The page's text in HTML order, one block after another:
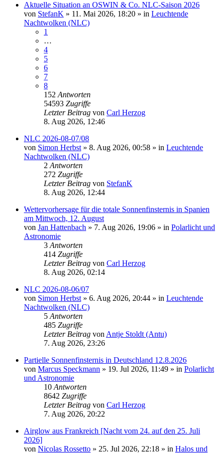
Aktuelle Situation an OSWIN & Co. NLC-Saison 2026
von StefanK » 11. Mai 2026, 18:20 » in Leuchtende
Nachtwolken (NLC)
1
…
4
5
6
7
8
152 Antworten
54593 Zugriffe
Letzter Beitrag von Carl Herzog
8. Aug 2026, 12:46
NLC 2026-08-07/08
von Simon Herbst » 8. Aug 2026, 00:58 » in Leuchtende
Nachtwolken (NLC)
2 Antworten
272 Zugriffe
Letzter Beitrag von StefanK
8. Aug 2026, 12:44
Wettervorhersage für die totale Sonnenfinsternis in Spanien
am Mittwoch, 12. August
von Jan Hattenbach » 7. Aug 2026, 19:06 » in Polarlicht und
Astronomie
3 Antworten
414 Zugriffe
Letzter Beitrag von Carl Herzog
8. Aug 2026, 02:14
NLC 2026-08-06/07
von Simon Herbst » 6. Aug 2026, 20:44 » in Leuchtende
Nachtwolken (NLC)
5 Antworten
485 Zugriffe
Letzter Beitrag von Antje Stoldt (Antu)
7. Aug 2026, 23:26
Partielle Sonnenfinsternis in Deutschland 12.8.2026
von Marcus Speckmann » 19. Jul 2026, 11:49 » in Polarlicht
und Astronomie
10 Antworten
8642 Zugriffe
Letzter Beitrag von Carl Herzog
7. Aug 2026, 20:22
Airglow aus Frankreich [Nacht vom 24. auf den 25. Juli
2026]
von Nicolas Rossetto » 25. Jul 2026, 22:18 » in Halos und